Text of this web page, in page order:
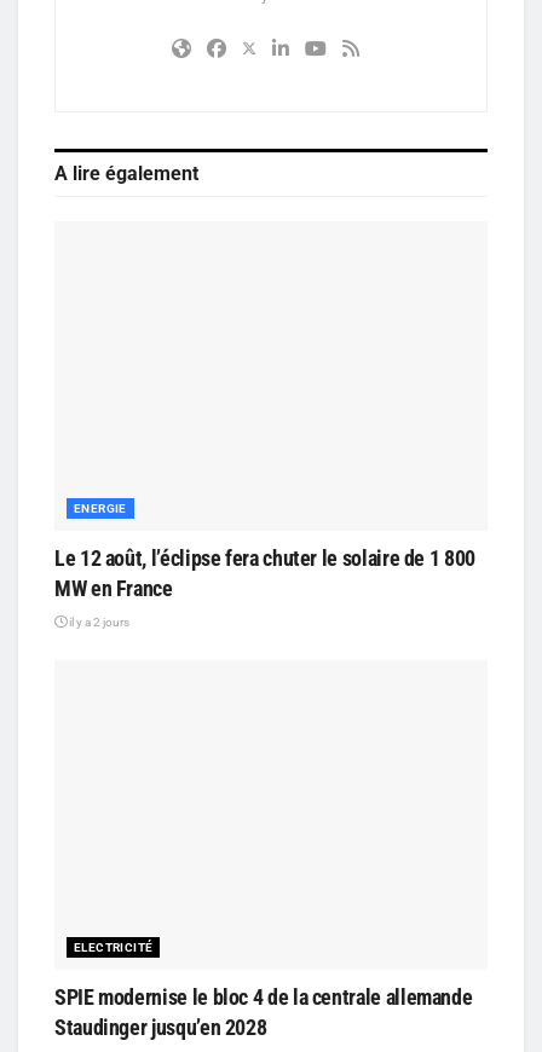
A lire également
ENERGIE
Le 12 août, l’éclipse fera chuter le solaire de 1 800
MW en France
il y a 2 jours
ELECTRICITÉ
SPIE modernise le bloc 4 de la centrale allemande
Staudinger jusqu’en 2028